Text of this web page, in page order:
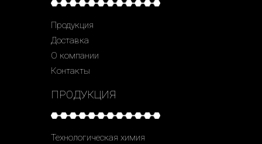
Продукция
Доставка
О компании
Контакты
ПРОДУКЦИЯ
Технологическая химия